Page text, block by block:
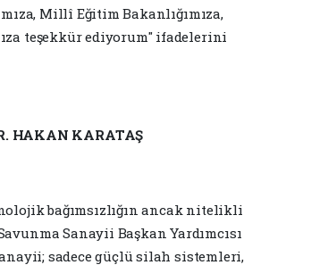
Millî Eğitim Bakanlığımıza,
teşekkür ediyorum" ifadelerini
HAKAN KARATAŞ
bağımsızlığın ancak nitelikli
Sanayii Başkan Yardımcısı
sadece güçlü silah sistemleri,